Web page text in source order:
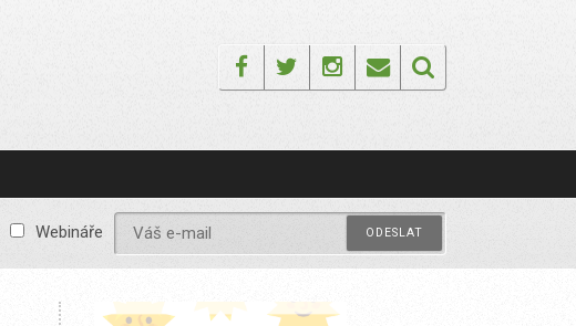
FacebookTwitterInstagram
Email
Webináře